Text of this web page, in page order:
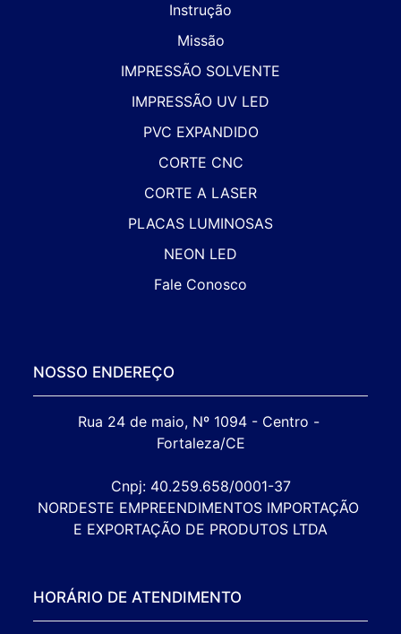
Instrução
Missão
IMPRESSÃO SOLVENTE
IMPRESSÃO UV LED
PVC EXPANDIDO
CORTE CNC
CORTE A LASER
PLACAS LUMINOSAS
NEON LED
Fale Conosco
NOSSO ENDEREÇO
Rua 24 de maio, Nº 1094 - Centro -
Fortaleza/CE
Cnpj: 40.259.658/0001-37
NORDESTE EMPREENDIMENTOS IMPORTAÇÃO
E EXPORTAÇÃO DE PRODUTOS LTDA
HORÁRIO DE ATENDIMENTO